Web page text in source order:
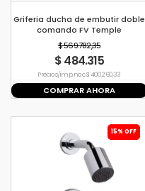
Griferia ducha de embutir doble
comando FV Temple
$ 569.782,35
$ 484.315
Precio s/imp. nac. $ 400.260,33
COMPRAR AHORA
15% OFF